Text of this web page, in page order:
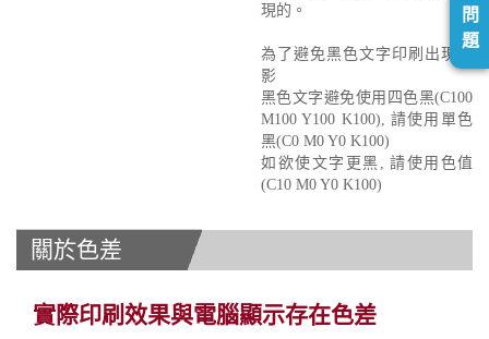
現的。
為了避免黑色文字印刷出現重
影
黑色文字避免使用四色黑(C100
M100 Y100 K100), 請使用單色
黑(C0 M0 Y0 K100)
如欲使文字更黑, 請使用色值
(C10 M0 Y0 K100)
關於色差
實際印刷效果與電腦顯示存在色差
問
題